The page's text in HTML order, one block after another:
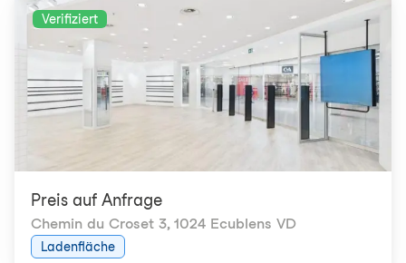
Verifiziert
Preis auf Anfrage
Chemin du Croset 3, 1024 Ecublens VD
Ladenfläche